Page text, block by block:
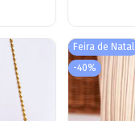
Feira de Natal
-40%